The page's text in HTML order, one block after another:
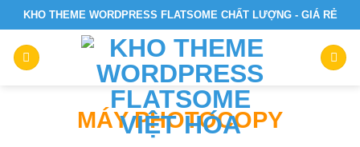
Skip
to
content
KHO THEME WORDPRESS FLATSOME CHẤT LƯỢNG - GIÁ RẺ
MÁY PHOTOCOPY